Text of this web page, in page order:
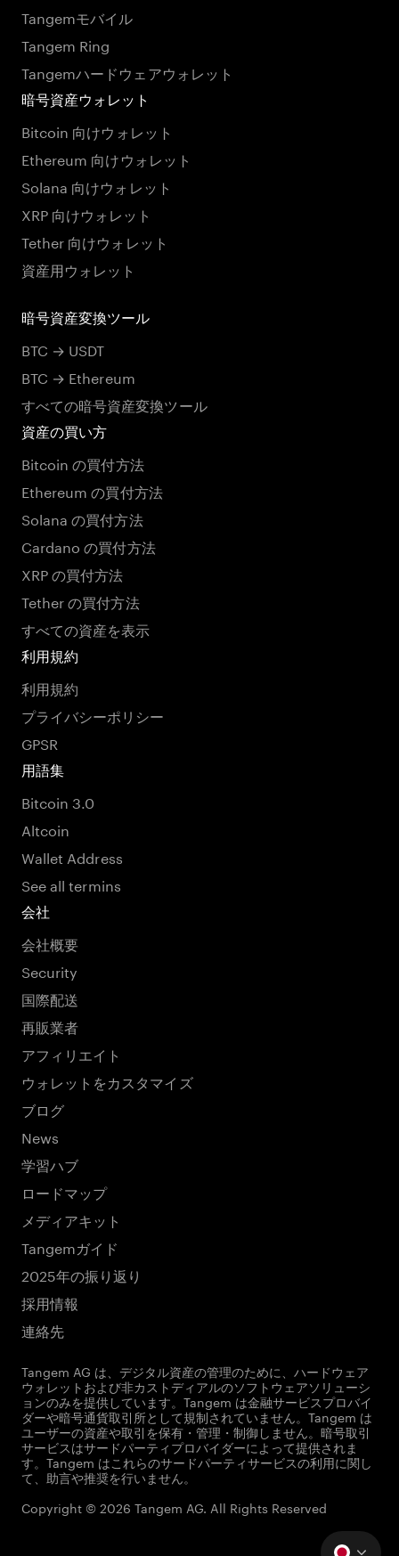
Tangemモバイル
Tangem Ring
Tangemハードウェアウォレット
暗号資産ウォレット
Bitcoin 向けウォレット
Ethereum 向けウォレット
Solana 向けウォレット
XRP 向けウォレット
Tether 向けウォレット
資産用ウォレット
暗号資産変換ツール
BTC → USDT
BTC → Ethereum
すべての暗号資産変換ツール
資産の買い方
Bitcoin の買付方法
Ethereum の買付方法
Solana の買付方法
Cardano の買付方法
XRP の買付方法
Tether の買付方法
すべての資産を表示
利用規約
利用規約
プライバシーポリシー
GPSR
用語集
Bitcoin 3.0
Altcoin
Wallet Address
See all termins
会社
会社概要
Security
国際配送
再販業者
アフィリエイト
ウォレットをカスタマイズ
ブログ
News
学習ハブ
ロードマップ
メディアキット
Tangemガイド
2025年の振り返り
採用情報
連絡先
Tangem AG は、デジタル資産の管理のために、ハードウェア
ウォレットおよび非カストディアルのソフトウェアソリューシ
ョンのみを提供しています。Tangem は金融サービスプロバイ
ダーや暗号通貨取引所として規制されていません。Tangem は
ユーザーの資産や取引を保有・管理・制御しません。暗号取引
サービスはサードパーティプロバイダーによって提供されま
す。Tangem はこれらのサードパーティサービスの利用に関し
て、助言や推奨を行いません。